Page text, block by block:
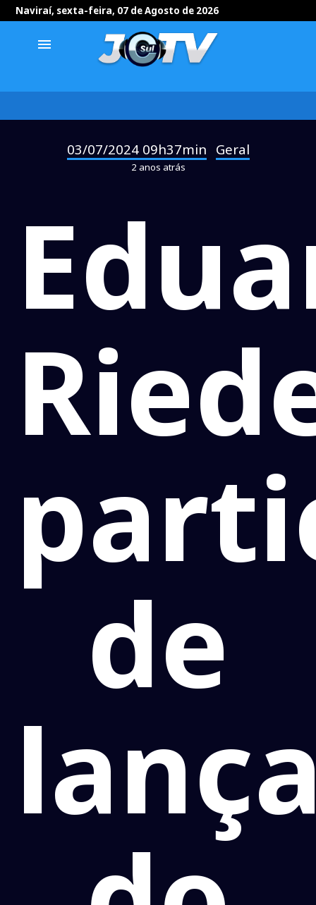
Naviraí, sexta-feira, 07 de Agosto de 2026
menu
03/07/2024 09h37min Geral
2 anos atrás
de